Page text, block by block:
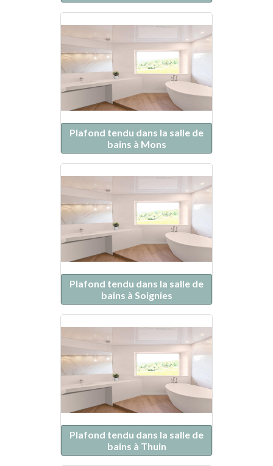
Plafond tendu dans la salle de
bains à Mons
Plafond tendu dans la salle de
bains à Soignies
Plafond tendu dans la salle de
bains à Thuin